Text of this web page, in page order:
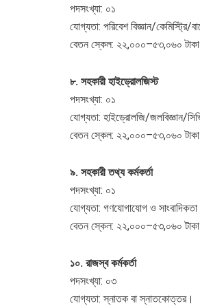
পদসংখ্যা: ০১
যোগ্যতা: পরিবেশ বিজ্ঞান/
বেতন স্কেল: ২২,০০০–৫৩,০৬০ টাকা
৮. সহকারী হাইড্রোলজিস্ট
পদসংখ্যা: ০১
যোগ্যতা: হাইড্রোলজি/জলবিজ্ঞান/
বেতন স্কেল: ২২,০০০–৫৩,০৬০ টাকা
৯. সহকারী তথ্য কর্মকর্তা
পদসংখ্যা: ০১
যোগ্যতা: গণযোগাযোগ ও
বেতন স্কেল: ২২,০০০–৫৩,০৬০ টাকা
১০. রাজস্ব কর্মকর্তা
পদসংখ্যা: ০৩
যোগ্যতা: স্নাতক বা স্নাতকোত্তর।